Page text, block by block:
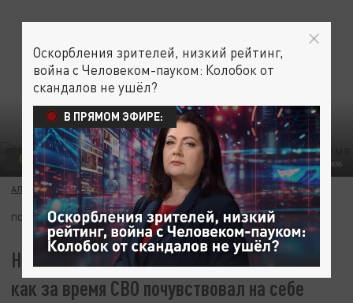
ФОТО; ELENA MAYOROVA/GLOBALLOOKPRESS
СВО
АЛЕКСАНДР ПЕТРОВ 22 ОКТЯБРЯ 16:51
ПОДПИШИТЕСЬ:
На войне нет атеистов: Солдат рассказал,
как за время СВО почувствовал на себе
Оскорбления зрителей, низкий рейтинг,
война с Человеком-пауком: Колобок от
скандалов не ушёл?
В ПРЯМОМ ЭФИРЕ: